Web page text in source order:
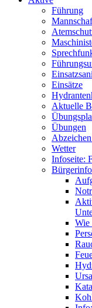
Führung
Einsätze
Aktuelle
Übungen
Wetter
Infoseite:
Wie